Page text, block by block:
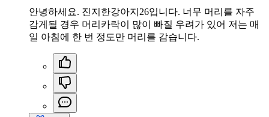
안녕하세요. 진지한강아지26입니다. 너무 머리를 자주
감게될 경우 머리카락이 많이 빠질 우려가 있어 저는 매
일 아침에 한 번 정도만 머리를 감습니다.